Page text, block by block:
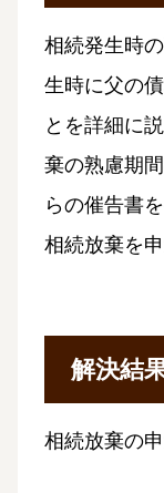
相続発生時
生時に父の
とを詳細に
棄の熟慮期
らの催告書
相続放棄を申
解決結
相続放棄の